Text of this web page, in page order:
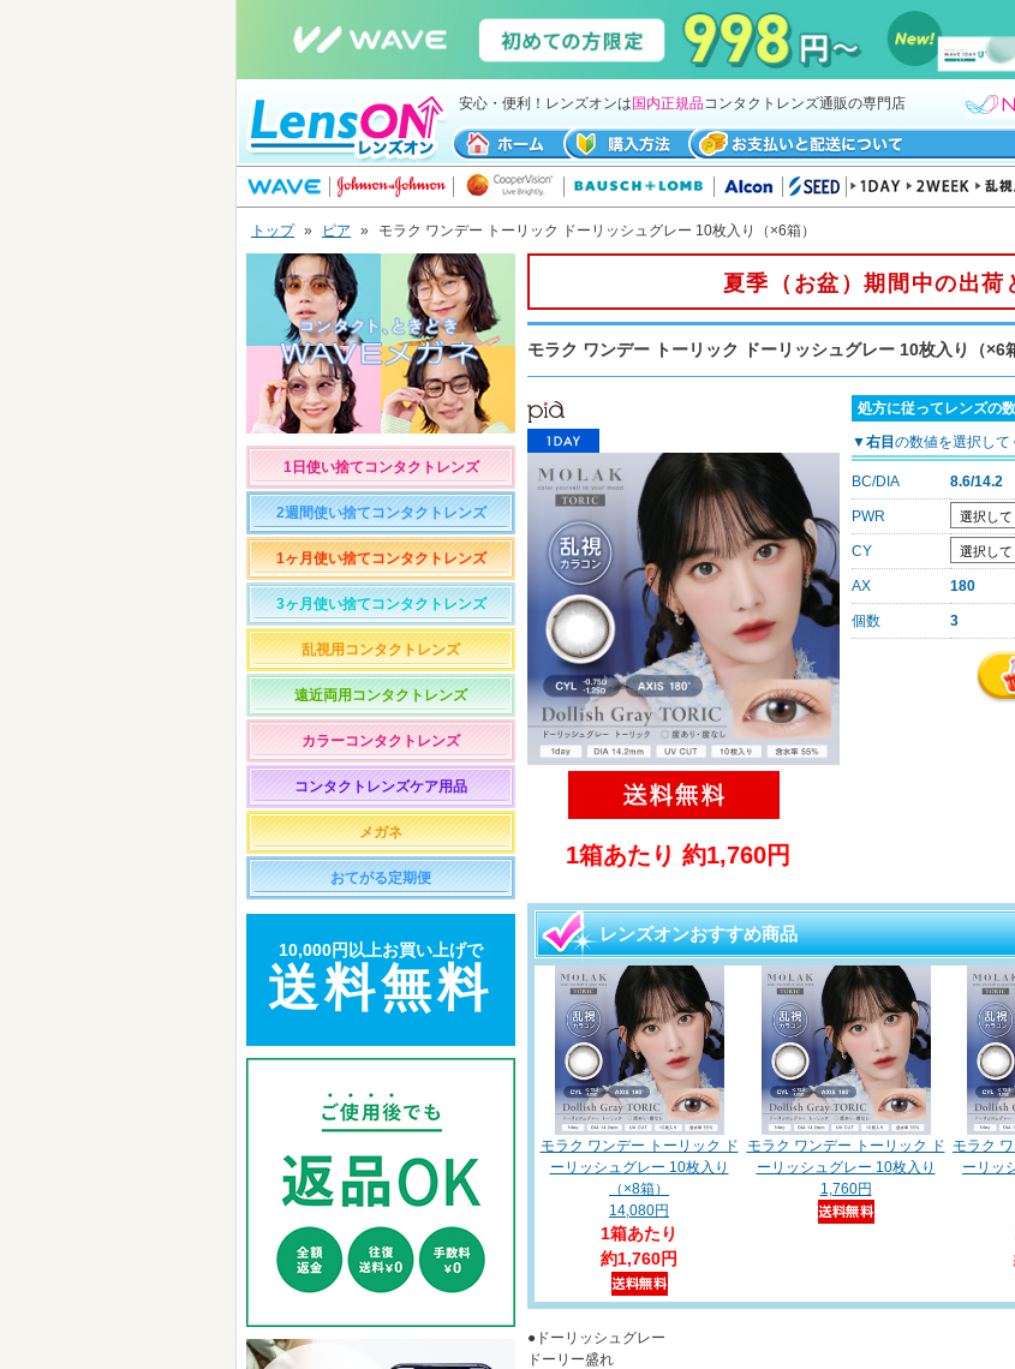
安心・便利！レンズオンは国内正規品コンタクトレンズ通販の専門店
トップ » ピア » モラク ワンデー トーリック ドーリッシュグレー 10枚入り（×6箱）
1日使い捨てコンタクトレンズ
2週間使い捨てコンタクトレンズ
1ヶ月使い捨てコンタクトレンズ
3ヶ月使い捨てコンタクトレンズ
乱視用コンタクトレンズ
遠近両用コンタクトレンズ
カラーコンタクトレンズ
コンタクトレンズケア用品
メガネ
おてがる定期便
10,000円以上お買い上げで
送料無料
夏季（お盆）期間中の出荷
モラク ワンデー トーリック ドーリッシュグレー 10枚入り（×6
1箱あたり 約1,760円
処方に従ってレンズの
▼右目の数値を選択して
BC/DIA 8.6/14.2
PWR
CY
AX 180
個数 3
レンズオンおすすめ商品
モラク ワンデー トーリック ド
ーリッシュグレー 10枚入り
（×8箱）
14,080円
1箱あたり
約1,760円
モラク ワンデー トーリック ド
ーリッシュグレー 10枚入り
1,760円
モラク
ーリッ
●ドーリッシュグレー
ドーリー盛れ